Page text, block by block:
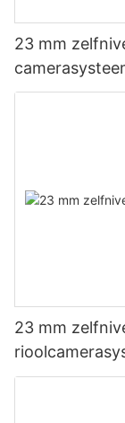
23 mm
23 mm